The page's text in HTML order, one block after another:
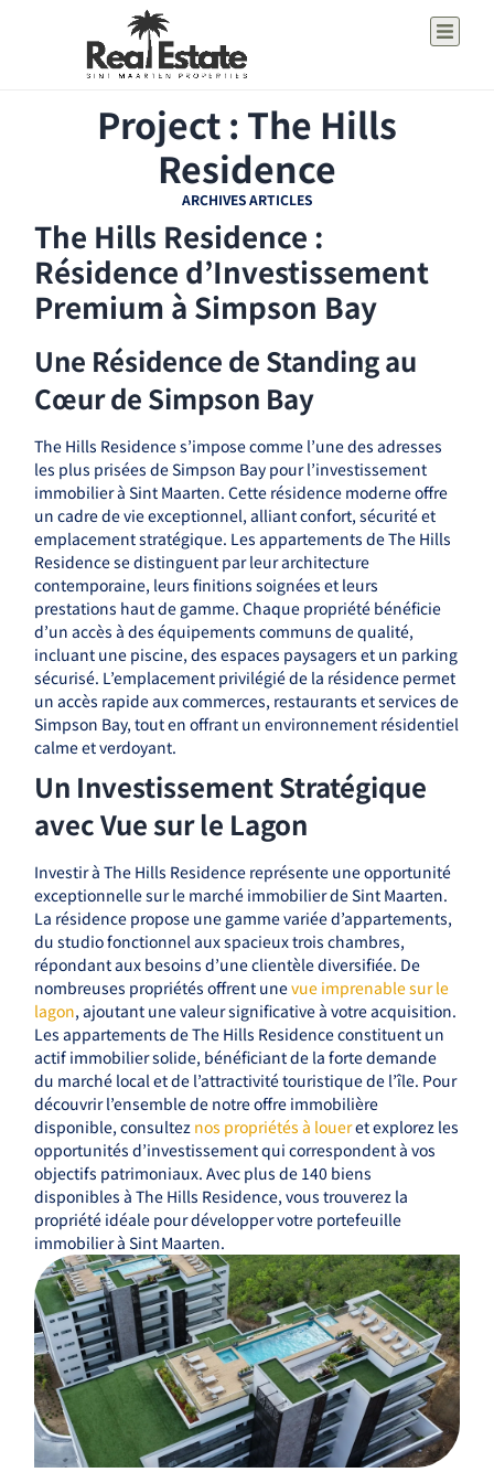
Project : The Hills
Residence
ARCHIVES ARTICLES
The Hills Residence :
Résidence d’Investissement
Premium à Simpson Bay
Une Résidence de Standing au
Cœur de Simpson Bay
The Hills Residence s’impose comme l’une des adresses
les plus prisées de Simpson Bay pour l’investissement
immobilier à Sint Maarten. Cette résidence moderne offre
un cadre de vie exceptionnel, alliant confort, sécurité et
emplacement stratégique. Les appartements de The Hills
Residence se distinguent par leur architecture
contemporaine, leurs finitions soignées et leurs
prestations haut de gamme. Chaque propriété bénéficie
d’un accès à des équipements communs de qualité,
incluant une piscine, des espaces paysagers et un parking
sécurisé. L’emplacement privilégié de la résidence permet
un accès rapide aux commerces, restaurants et services de
Simpson Bay, tout en offrant un environnement résidentiel
calme et verdoyant.
Un Investissement Stratégique
avec Vue sur le Lagon
Investir à The Hills Residence représente une opportunité
exceptionnelle sur le marché immobilier de Sint Maarten.
La résidence propose une gamme variée d’appartements,
du studio fonctionnel aux spacieux trois chambres,
répondant aux besoins d’une clientèle diversifiée. De
nombreuses propriétés offrent unevue imprenable sur le
lagon, ajoutant une valeur significative à votre acquisition.
Les appartements de The Hills Residence constituent un
actif immobilier solide, bénéficiant de la forte demande
du marché local et de l’attractivité touristique de l’île. Pour
découvrir l’ensemble de notre offre immobilière
disponible, consultez nos propriétés à loueret explorez les
opportunités d’investissement qui correspondent à vos
objectifs patrimoniaux. Avec plus de 140 biens
disponibles à The Hills Residence, vous trouverez la
propriété idéale pour développer votre portefeuille
immobilier à Sint Maarten.